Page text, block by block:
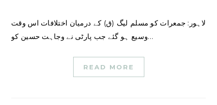
لاہور: جمعرات کو مسلم لیگ (ق) کے درمیان اختلافات اس وقت
وسیع ہو گئے جب پارٹی نے وجاہت حسین کو…
READ MORE